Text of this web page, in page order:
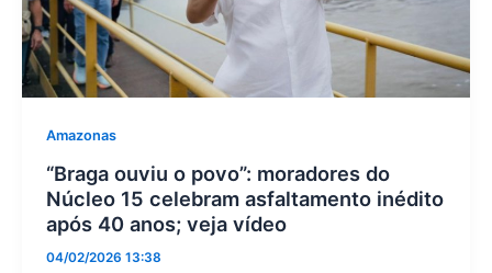
Amazonas
“Braga ouviu o povo”: moradores do
Núcleo 15 celebram asfaltamento inédito
após 40 anos; veja vídeo
04/02/2026 13:38